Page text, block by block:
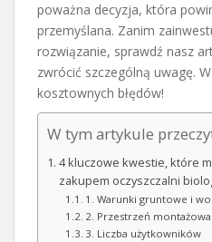
poważna decyzja, która
przemyślana. Zanim
rozwiązanie, sprawdź nasz
zwrócić szczególną uwagę.
kosztownych błędów!
W tym artykule
4 kluczowe kwestie, które
zakupem oczyszczalni
1. Warunki gruntowe i
2. Przestrzeń montażowa
3. Liczba użytkowników